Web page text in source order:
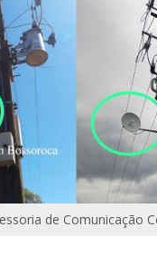
de Comunicação